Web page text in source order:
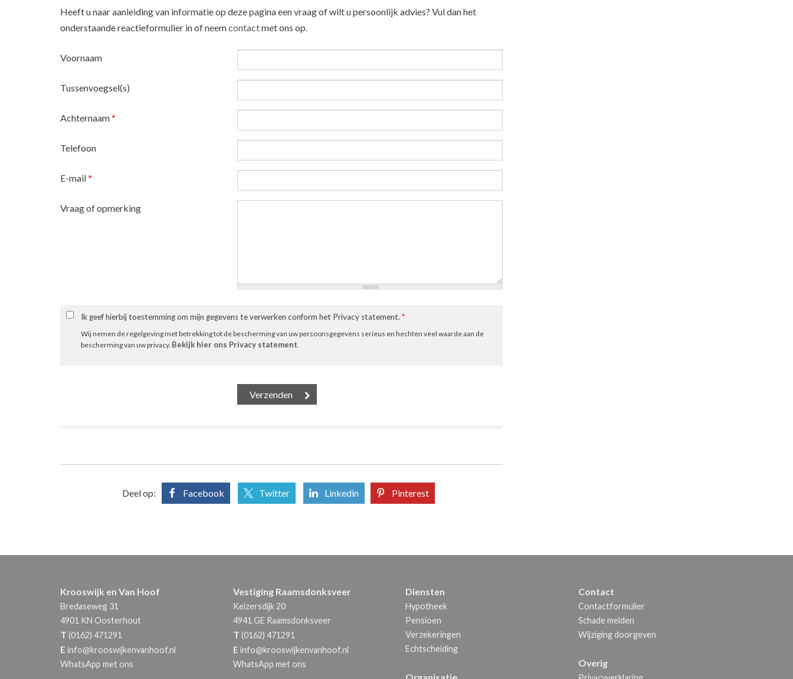
Heeft u naar aanleiding van informatie op deze pagina een vraag of wilt u persoonlijk advies? Vul dan het
onderstaande reactieformulier in of neemcontactmet ons op.
Voornaam
Tussenvoegsel(s)
Achternaam *
Telefoon
E-mail *
Vraag of opmerking
Ik geef hierbij toestemming om mijn gegevens te verwerken conform het Privacy statement. *
Wij nemen de regelgeving met betrekking tot de bescherming van uw persoonsgegevens serieus en hechten veel waarde aan de
bescherming van uw privacy. Bekijk hier ons Privacy statement
Deel op: Facebook Twitter Linkedin Pinterest
Krooswijk en Van Hoof
Bredaseweg 31
4901 KN Oosterhout
T (0162) 471291
E info@krooswijkenvanhoof.nl
WhatsApp met ons
Vestiging Raamsdonksveer
Keizersdijk 20
4941 GE Raamsdonksveer
T (0162) 471291
E info@krooswijkenvanhoof.nl
WhatsApp met ons
Diensten
Hypotheek
Pensioen
Verzekeringen
Echtscheiding
Contact
Contactformulier
Schade melden
Wijziging doorgeven
Overig